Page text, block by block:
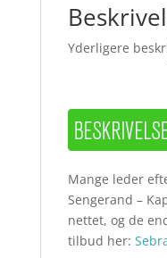
Yderligere
Mange leder
Sengerand –
nettet, og de
tilbud her: